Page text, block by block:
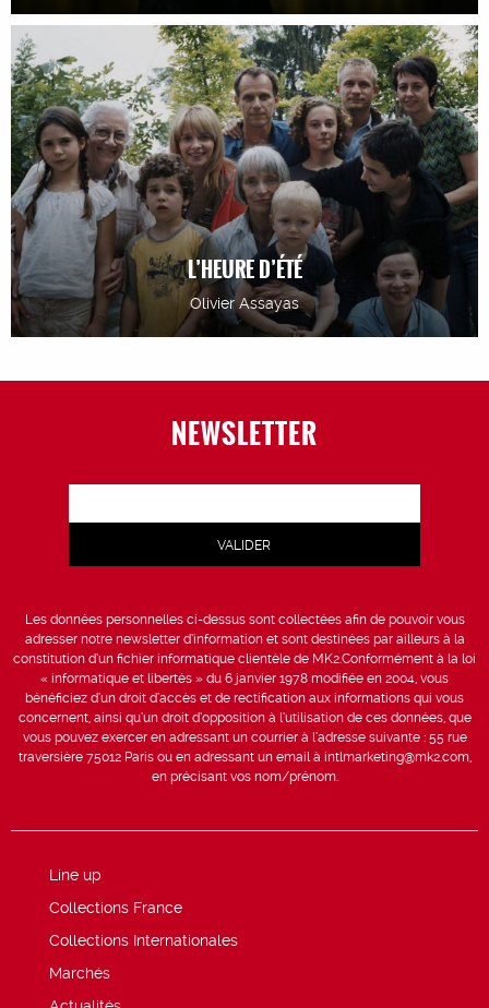
L’HEURE D’ÉTÉ
Olivier Assayas
NEWSLETTER
Les données personnelles ci-dessus sont collectées afin de pouvoir vous
adresser notre newsletter d’information et sont destinées par ailleurs à la
constitution d’un fichier informatique clientèle de MK2.Conformément à la loi
« informatique et libertés » du 6 janvier 1978 modifiée en 2004, vous
bénéficiez d’un droit d’accès et de rectification aux informations qui vous
concernent, ainsi qu’un droit d’opposition à l’utilisation de ces données, que
vous pouvez exercer en adressant un courrier à l’adresse suivante : 55 rue
traversière 75012 Paris ou en adressant un email à intlmarketing@mk2.com,
en précisant vos nom/prénom.
Line up
Collections France
Collections Internationales
Marchés